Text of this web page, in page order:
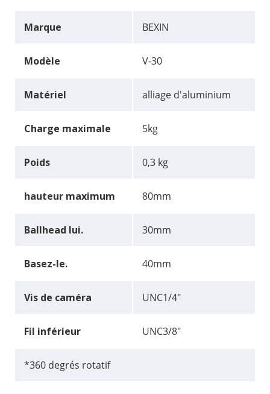
Marque BEXIN
Modèle V-30
Matériel alliage d'aluminium
Charge maximale 5kg
Poids 0,3 kg
hauteur maximum 80mm
Ballhead lui. 30mm
Basez-le. 40mm
Vis de caméra UNC1/4"
Fil inférieur UNC3/8"
*360 degrés rotatif